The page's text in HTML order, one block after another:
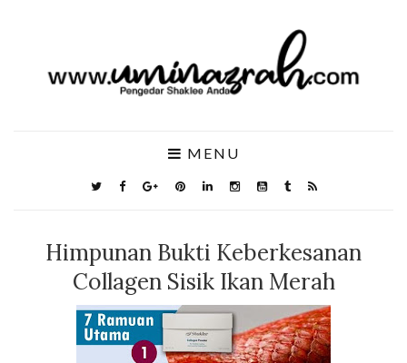
MENU
Himpunan Bukti Keberkesanan
Collagen Sisik Ikan Merah